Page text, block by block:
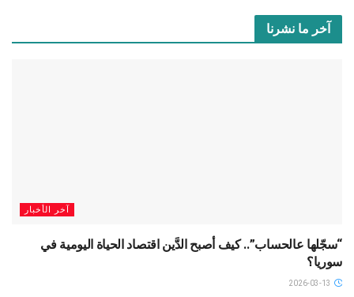
آخر ما نشرنا
آخر الأخبار
“سجّلها عالحساب”.. كيف أصبح الدَّين اقتصاد الحياة اليومية في
سوريا؟